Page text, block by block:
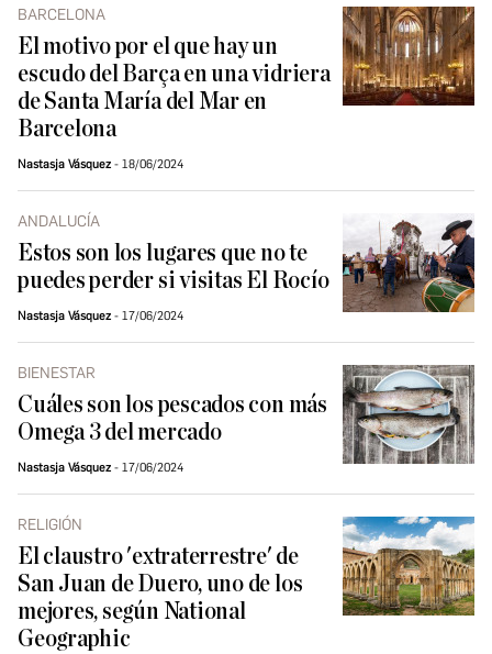
BARCELONA
El motivo por el que hay un
escudo del Barça en una vidriera
de Santa María del Mar en
Barcelona
Nastasja Vásquez 18/06/2024
ANDALUCÍA
Estos son los lugares que no te
puedes perder si visitas El Rocío
Nastasja Vásquez 17/06/2024
BIENESTAR
Cuáles son los pescados con más
Omega 3 del mercado
Nastasja Vásquez 17/06/2024
RELIGIÓN
El claustro 'extraterrestre' de
San Juan de Duero, uno de los
mejores, según National
Geographic